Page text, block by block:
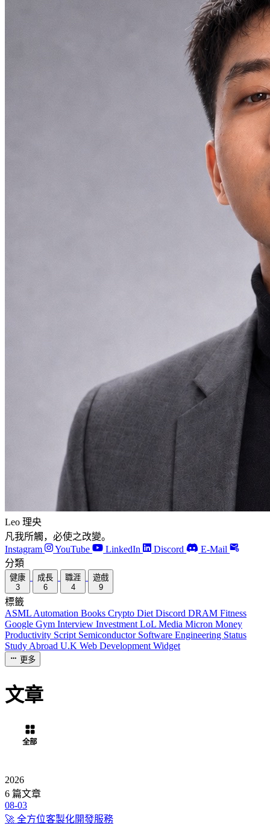
Leo 理央
凡我所觸，必使之改變。
Instagram
YouTube LinkedIn Discord
E-Mail
分類
健康
3
成長
6
職涯
4
遊戲
9
標籤
ASML Automation Books Crypto Diet Discord DRAM Fitness
Google Gym Interview Investment LoL Media Micron Money
Productivity Script Semiconductor Software Engineering Status
Study Abroad U.K Web Development Widget
更多
文章
全部
2026
6 篇文章
08-03
🚀 全方位客製化開發服務